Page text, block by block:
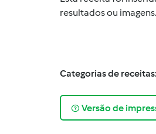
resultados ou
Categorias de receitas:
Versão de